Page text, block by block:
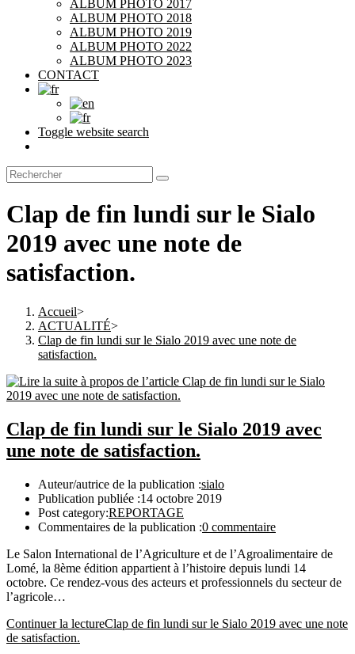
ALBUM PHOTO 2017
ALBUM PHOTO 2018
ALBUM PHOTO 2019
ALBUM PHOTO 2022
ALBUM PHOTO 2023
CONTACT
Toggle website search
Clap de fin lundi sur le Sialo
2019 avec une note de
satisfaction.
Accueil>
ACTUALITÉ>
Clap de fin lundi sur le Sialo 2019 avec une note de
satisfaction.
Clap de fin lundi sur le Sialo 2019 avec
une note de satisfaction.
Auteur/autrice de la publication :sialo
Publication publiée :14 octobre 2019
Post category:REPORTAGE
Commentaires de la publication :0 commentaire
Le Salon International de l’Agriculture et de l’Agroalimentaire de
Lomé, la 8ème édition appartient à l’histoire depuis lundi 14
octobre. Ce rendez-vous des acteurs et professionnels du secteur de
l’agricole…
Continuer la lectureClap de fin lundi sur le Sialo 2019 avec une note
de satisfaction.